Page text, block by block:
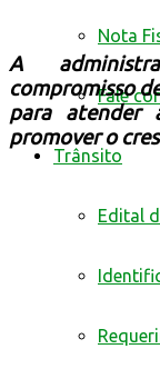
Nota
Fale
Trânsito
Edital
A
compromisso
para atender
promover o